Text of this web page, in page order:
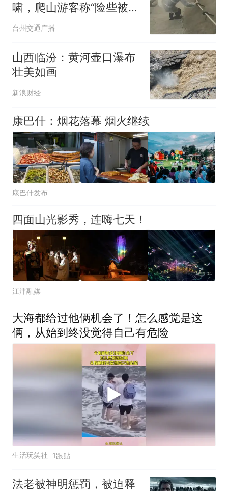
啸，爬山游客称“险些被吹
飞”，景区：已暂停营业，
台州交通广播
山西临汾：黄河壶口瀑布
壮美如画
新浪财经
康巴什：烟花落幕 烟火继续
康巴什发布
四面山光影秀，连嗨七天！
江津融媒
大海都给过他俩机会了！怎么感觉是这
俩，从始到终没觉得自己有危险
生活玩笑社 1跟贴
法老被神明惩罚，被迫释